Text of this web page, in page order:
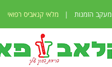
מעקב הזמנות | מלאי קנאביס רפואי